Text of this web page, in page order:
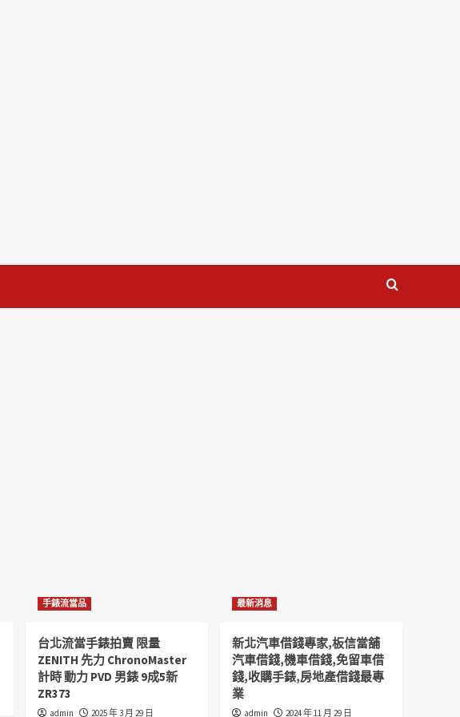
手錶流當品
台北流當手錶拍賣 限量
ZENITH 先力 ChronoMaster
計時 動力 PVD 男錶 9成5新
ZR373
admin 2025 年 3 月 29 日
最新消息
新北汽車借錢專家,板信當舖
汽車借錢,機車借錢,免留車借
錢,收購手錶,房地產借錢最專
業
admin 2024 年 11 月 29 日